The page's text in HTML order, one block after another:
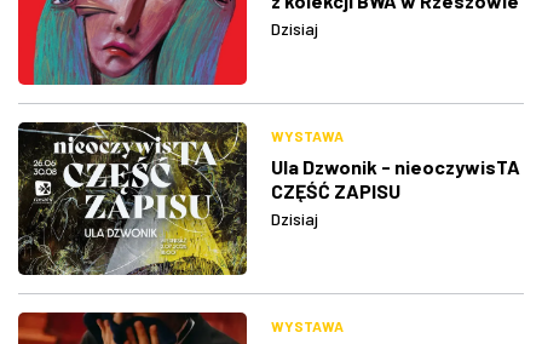
Dzisiaj
WYSTAWA
Ula Dzwonik - nieoczywisTA
CZĘŚĆ ZAPISU
Dzisiaj
WYSTAWA